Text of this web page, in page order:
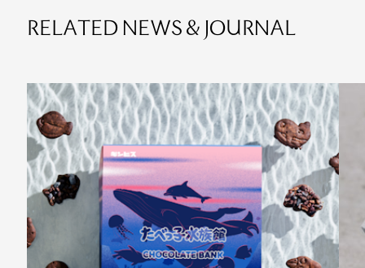
RELATED NEWS & JOURNAL